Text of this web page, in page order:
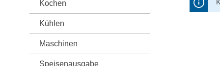
Kochen
Kühlen
Maschinen
Speisenausgabe